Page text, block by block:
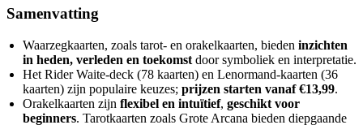
Samenvatting
Waarzegkaarten, zoals tarot- en orakelkaarten, bieden inzichten
in heden, verleden en toekomst door symboliek en interpretatie.
Het Rider Waite-deck (78 kaarten) en Lenormand-kaarten (36
kaarten) zijn populaire keuzes; prijzen starten vanaf €13,99.
Orakelkaarten zijn flexibel en intuïtief, geschikt voor
beginners. Tarotkaarten zoals Grote Arcana bieden diepgaande